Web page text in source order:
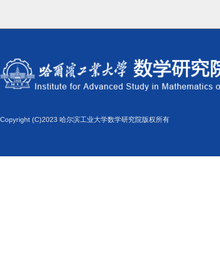
Copyright (C)2023 哈尔滨工业大学数学研究院版权所有